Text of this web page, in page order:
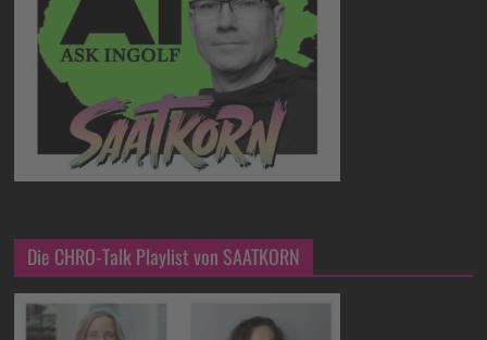
Die CHRO-Talk Playlist von SAATKORN